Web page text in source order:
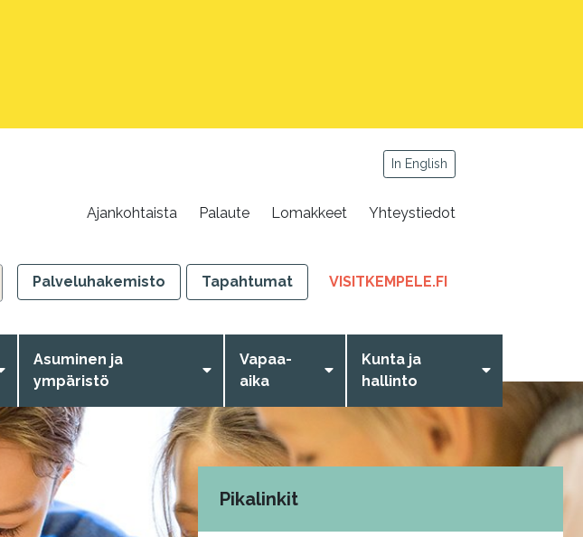
In English
Ajankohtaista Palaute Lomakkeet Yhteystiedot
Palveluhakemisto Tapahtumat VISITKEMPELE.FI,
VÄLILEHTEEN
Asuminen ja
ympäristö
Vapaa-
aika
Kunta ja
hallinto
Pikalinkit